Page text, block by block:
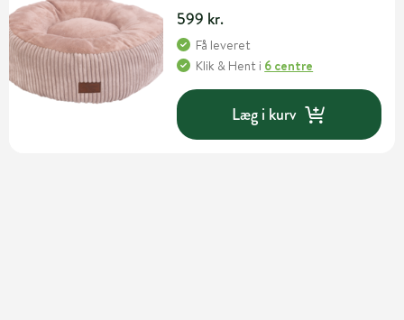
599 kr.
Få leveret
Klik & Hent i 6 centre
Læg i kurv